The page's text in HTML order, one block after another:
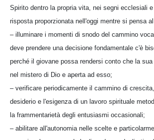
Spirito dentro la propria vita, nei segni ecclesiali
risposta proporzionata nell'oggi mentre si pensa
– illuminare i momenti di snodo del cammino
deve prendere una decisione fondamentale c'è
perché il giovane possa rendersi conto che la
nel mistero di Dio e aperta ad esso;
– verificare periodicamente il cammino di
desiderio e l'esigenza di un lavoro spirituale
la frammentarietà degli entusiasmi occasionali;
– abilitare all'autonomia nelle scelte e